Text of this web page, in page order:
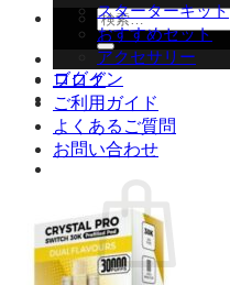
検
索
対
象:
ログイン
スターターキット
おすすめセット
アクセサリー
ブログ
ご利用ガイド
よくあるご質問
お問い合わせ